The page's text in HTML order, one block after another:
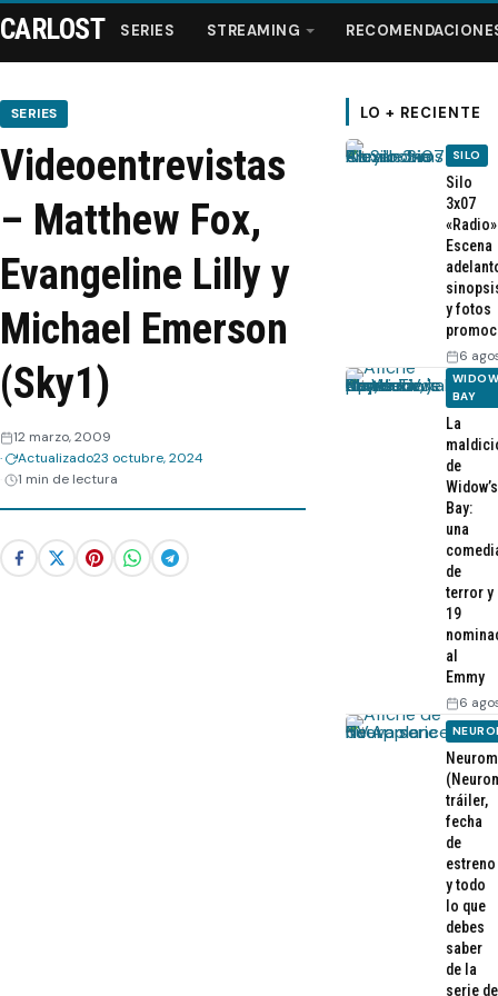
Series
Streaming
Recomendaciones
Webisodios
CARLOST SERIES STREAMING
SERIES
Videoentrevistas
– Matthew Fox,
Evangeline Lilly y
Michael Emerson
(Sky1)
12 marzo, 2009
Actualizado23 octubre, 2024
1 min de lectura
LO + RECIENTE
SILO
Silo
3x07
Escena
y fotos
6
BAY
La
de
Widow’s
Bay:
una
de
terror y
19
al
Emmy
6
tráiler,
fecha
de
estreno
y todo
lo que
debes
saber
de la
serie de